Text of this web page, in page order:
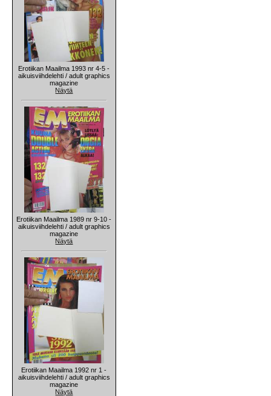
Erotiikan Maailma 1993 nr 4-5 -
aikuisviihdelehti / adult graphics
magazine
Näytä
Erotiikan Maailma 1989 nr 9-10 -
aikuisviihdelehti / adult graphics
magazine
Näytä
Erotiikan Maailma 1992 nr 1 -
aikuisviihdelehti / adult graphics
magazine
Näytä